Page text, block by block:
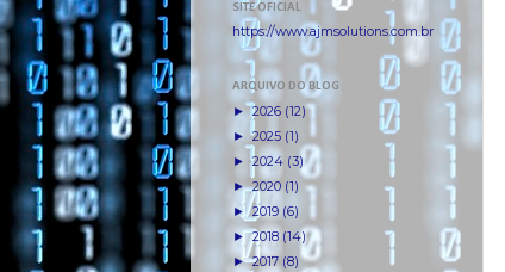
SITE OFICIAL
https://www.ajmsolutions.com.br
ARQUIVO DO BLOG
►2026 (12)
►2025 (1)
►2024 (3)
►2020 (1)
►2019 (6)
►2018 (14)
►2017 (8)